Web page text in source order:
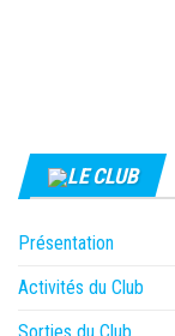
LE CLUB
Présentation
Activités du Club